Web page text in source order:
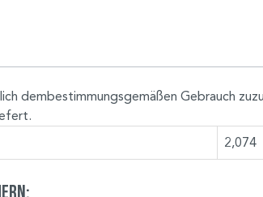
dembestimmungsgemäßen Gebrauch
2,074